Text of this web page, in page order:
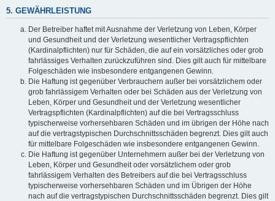
5. GEWÄHRLEISTUNG
Der Betreiber haftet mit Ausnahme der Verletzung von Leben, Körper
und Gesundheit und der Verletzung wesentlicher Vertragspflichten
(Kardinalpflichten) nur für Schäden, die auf ein vorsätzliches oder grob
fahrlässiges Verhalten zurückzuführen sind. Dies gilt auch für mittelbare
Folgeschäden wie insbesondere entgangenen Gewinn.
Die Haftung ist gegenüber Verbrauchern außer bei vorsätzlichem oder
grob fahrlässigem Verhalten oder bei Schäden aus der Verletzung von
Leben, Körper und Gesundheit und der Verletzung wesentlicher
Vertragspflichten (Kardinalpflichten) auf die bei Vertragsschluss
typischerweise vorhersehbaren Schäden und im übrigen der Höhe nach
auf die vertragstypischen Durchschnittsschäden begrenzt. Dies gilt auch
für mittelbare Folgeschäden wie insbesondere entgangenen Gewinn.
Die Haftung ist gegenüber Unternehmern außer bei der Verletzung von
Leben, Körper und Gesundheit oder vorsätzlichem oder grob
fahrlässigem Verhalten des Betreibers auf die bei Vertragsschluss
typischerweise vorhersehbaren Schäden und im Übrigen der Höhe
nach auf die vertragstypischen Durchschnittsschäden begrenzt. Dies gilt